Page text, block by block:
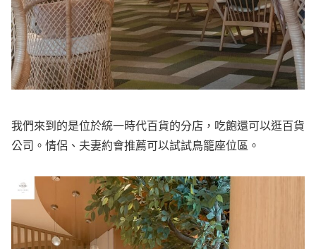
我們來到的是位於統一時代百貨的分店，吃飽還可以逛百貨
公司。情侶、夫妻約會推薦可以試試鳥籠座位區。